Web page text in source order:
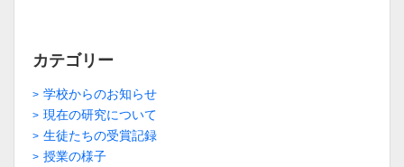
カテゴリー
学校からのお知らせ
現在の研究について
生徒たちの受賞記録
授業の様子